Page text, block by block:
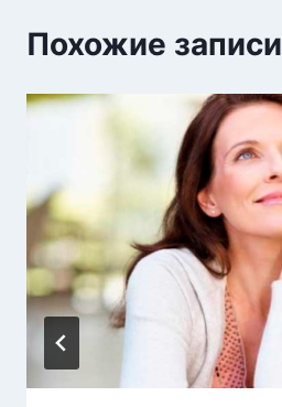
Похожие записи